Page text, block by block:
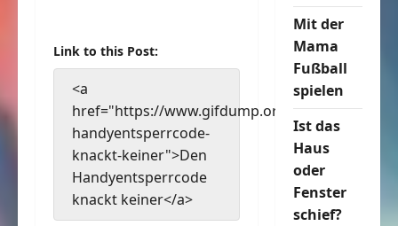
Link to this Post:
<a
href="https://www.gifdump.org/den-
handyentsperrcode-
knackt-keiner">Den
Handyentsperrcode
knackt keiner</a>
Mit der
Mama
Fußball
spielen
Ist das
Haus
oder
Fenster
schief?